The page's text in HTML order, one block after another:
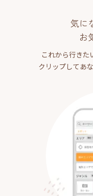
気に
お
これから行きた
クリップしてあ